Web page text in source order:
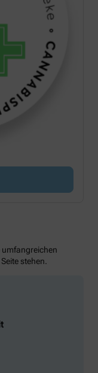
umfangreichen
stehen.